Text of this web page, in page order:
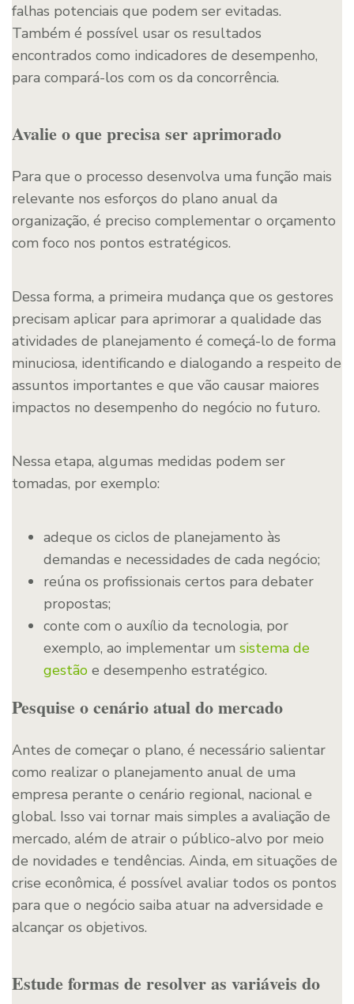
falhas potenciais que podem ser evitadas.
Também é possível usar os resultados
encontrados como indicadores de desempenho,
para compará-los com os da concorrência.
Avalie o que precisa ser aprimorado
Para que o processo desenvolva uma função mais
relevante nos esforços do plano anual da
organização, é preciso complementar o orçamento
com foco nos pontos estratégicos.
Dessa forma, a primeira mudança que os gestores
precisam aplicar para aprimorar a qualidade das
atividades de planejamento é começá-lo de forma
minuciosa, identificando e dialogando a respeito de
assuntos importantes e que vão causar maiores
impactos no desempenho do negócio no futuro.
Nessa etapa, algumas medidas podem ser
tomadas, por exemplo:
adeque os ciclos de planejamento às
demandas e necessidades de cada negócio;
reúna os profissionais certos para debater
propostas;
conte com o auxílio da tecnologia, por
exemplo, ao implementar um sistema de
gestão e desempenho estratégico.
Pesquise o cenário atual do mercado
Antes de começar o plano, é necessário salientar
como realizar o planejamento anual de uma
empresa perante o cenário regional, nacional e
global. Isso vai tornar mais simples a avaliação de
mercado, além de atrair o público-alvo por meio
de novidades e tendências. Ainda, em situações de
crise econômica, é possível avaliar todos os pontos
para que o negócio saiba atuar na adversidade e
alcançar os objetivos.
Estude formas de resolver as variáveis do